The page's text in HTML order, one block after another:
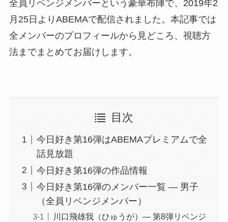
全員リベンジメンバーという豪華布陣で、2019年2
月25日よりABEMAで配信されました。本記事では
全メンバーのプロフィールから見どころ、視聴方
法までまとめてお届けします。
目次
今日好き第16弾はABEMAプレミアムで全
話見放題
今日好き第16弾の作品情報
今日好き第16弾のメンバー一覧 ― 男子
（全員リベンジメンバー）
川口飛雄我（ひゅうが）― 第8弾リベンジ